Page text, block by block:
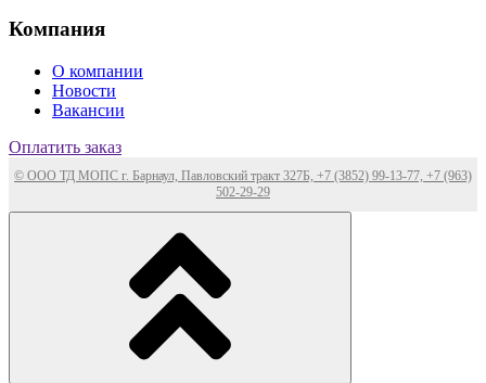
Компания
О компании
Новости
Вакансии
Оплатить заказ
© ООО ТД МОПС г. Барнаул, Павловский тракт 327Б, +7 (3852) 99-13-77, +7 (963)
502-29-29